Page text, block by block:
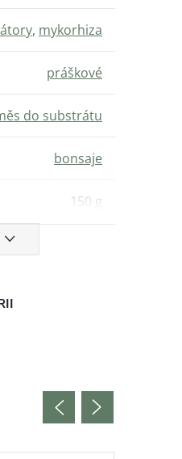
, mykorhiza
práškové
do substrátu
bonsaje
150 g